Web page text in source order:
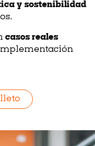
y sostenibilidad
casos reales